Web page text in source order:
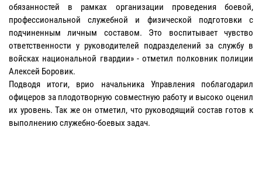
обязанностей в рамках организации проведения боевой,
профессиональной служебной и физической подготовки с
подчиненным личным составом. Это воспитывает чувство
ответственности у руководителей подразделений за службу в
войсках национальной гвардии» - отметил полковник полиции
Алексей Боровик.
Подводя итоги, врио начальника Управления поблагодарил
офицеров за плодотворную совместную работу и высоко оценил
их уровень. Так же он отметил, что руководящий состав готов к
выполнению служебно-боевых задач.